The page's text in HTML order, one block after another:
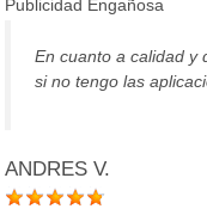
Publicidad Engañosa
En cuanto a calidad y
si no tengo las
ANDRES V.